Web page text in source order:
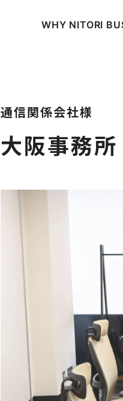
WHY NITORI
通信関係会社様
大阪事務所